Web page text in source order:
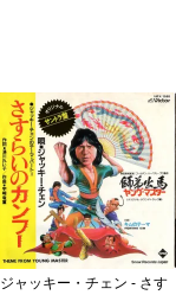
ジャッキー・チェン - さす